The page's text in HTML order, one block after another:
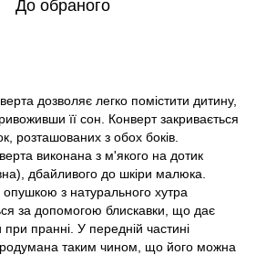
До обраного
дозволяє легко помістити дитину,
її сон. Конверт закривається
розташованих з обох боків.
виконана з м'якого на дотик
дбайливого до шкіри малюка.
з натурального хутра
за допомогою блискавки, що дає
при пранні. У передній частині
таким чином, що його можна